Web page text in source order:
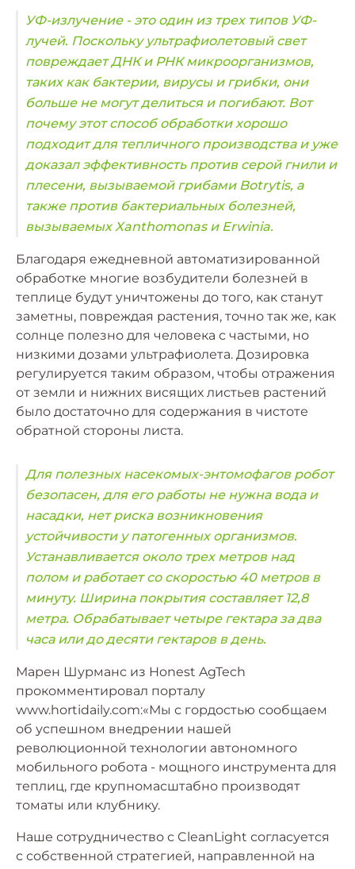
УФ-излучение - это один из трех типов УФ-
лучей. Поскольку ультрафиолетовый свет
повреждает ДНК и РНК микроорганизмов,
таких как бактерии, вирусы и грибки, они
больше не могут делиться и погибают. Вот
почему этот способ обработки хорошо
подходит для тепличного производства и уже
доказал эффективность против серой гнили и
плесени, вызываемой грибами Botrytis, а
также против бактериальных болезней,
вызываемых Xanthomonas и Erwinia.
Благодаря ежедневной автоматизированной
обработке многие возбудители болезней в
теплице будут уничтожены до того, как станут
заметны, повреждая растения, точно так же, как
солнце полезно для человека с частыми, но
низкими дозами ультрафиолета. Дозировка
регулируется таким образом, чтобы отражения
от земли и нижних висящих листьев растений
было достаточно для содержания в чистоте
обратной стороны листа.
Для полезных насекомых-энтомофагов робот
безопасен, для его работы не нужна вода и
насадки, нет риска возникновения
устойчивости у патогенных организмов.
Устанавливается около трех метров над
полом и работает со скоростью 40 метров в
минуту. Ширина покрытия составляет 12,8
метра. Обрабатывает четыре гектара за два
часа или до десяти гектаров в день.
Марен Шурманс из Honest AgTech
прокомментировал порталу
www.hortidaily.com:«Мы с гордостью сообщаем
об успешном внедрении нашей
революционной технологии автономного
мобильного робота - мощного инструмента для
теплиц, где крупномасштабно производят
томаты или клубнику.
Наше сотрудничество с CleanLight согласуется
с собственной стратегией, направленной на